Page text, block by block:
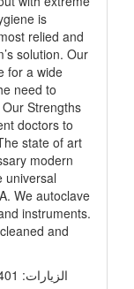
is
relied and
solution. Our
for a wide
need to
Strengths
doctors to
state of art
modern
universal
We autoclave
instruments.
and
الزيارات: 2401 | التقييم: 0 | المقيّمين: 0 | المدينة